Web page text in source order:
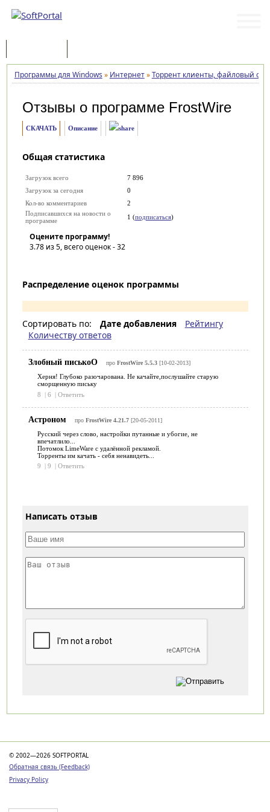
Программы для Windows » Интернет»Торрент клиенты, файловый
Отзывы о программе FrostWire
СКАЧАТЬ Описание
Общая статистика
Загрузок всего
7 896
Загрузок за сегодня
0
Кол-во комментариев
2
Подписавшихся на новости о
программе
1 (подписаться)
Оцените программу!
3.78из 5, всего оценок -32
Распределение оценок программы
Сортировать по: Дате добавления
Рейтингу
Количеству ответов
Злобный писькоО про FrostWire 5.5.3[10-02-2013]
Херня! Глубоко разочарована. Не качайте,послушайте старую
сморщенную письку
8
| 6 | Ответить
Астроном про FrostWire 4.21.7[20-05-2011]
Русский через слово, настройки путанные и убогие, не
впечатлило...
Потомок LimeWare с удалённой рекламой.
Торренты им качать - себя ненавидеть...
9
| 9 | Ответить
Написать отзыв
© 2002—2026 SOFTPORTAL
Обратная связь (Feedback)
Privacy Policy